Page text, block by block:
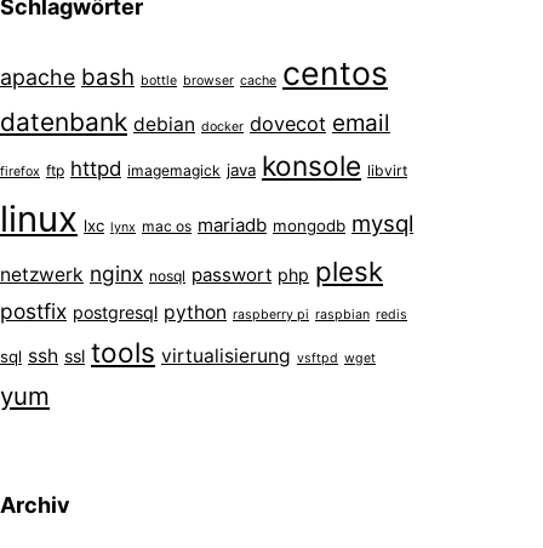
Schlagwörter
apache bash bottle browser cache centos
datenbank debian docker dovecot email
firefox ftp httpd imagemagick java konsole libvirt
linux lxc lynx mac os mariadb mongodb mysql
netzwerk nginx nosql passwort php plesk
postfix postgresql python raspberry pi raspbian redis
sql ssh ssl tools virtualisierung vsftpd wget
yum
Archiv